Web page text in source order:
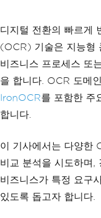
디지털 전환의 빠르게
(OCR) 기술은 지능형
비즈니스 프로세스 또
을 합니다. OCR 도메
IronOCR를 포함한 주
합니다.
이 기사에서는 다양한
비교 분석을 시도하며,
비즈니스가 특정 요구
있도록 돕고자 합니다.